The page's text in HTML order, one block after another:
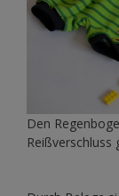
Den
Reißverschluss